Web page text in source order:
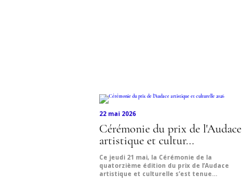
22 mai 2026
Cérémonie du prix de l'Audace
artistique et cultur...
Ce jeudi 21 mai, la Cérémonie de la
quatorzième édition du prix de l’Audace
artistique et culturelle s’est tenue...